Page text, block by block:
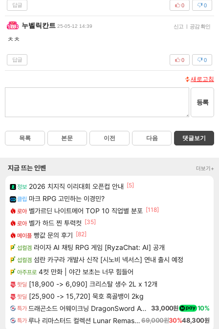
답글 0
0
누벨릭칸트 25-05-12 14:39 신고 | 공감 확인
ㅊㅊ
답글 0
0
새로고침
등록
목록 본문 이전 다음 댓글보기
지금 뜨는 인벤 더보기+
정보 2026 치지직 이리대회 오픈컵 안내 [5]
클립 마크 RPG 고민하는 이경민?
로아 벨가르딘 나이트메어 TOP 10 직업별 분포 [118]
로아 벨가 하드 찐 투력컷 [35]
메이플 빵값 문의 후기 [82]
섭컬겜 라이자 AI 채팅 RPG 게임 [RyzaChat: AI] 공개
섭컬겜 섬란 카구라 개발사 신작 [시노비 넥서스] 연내 출시 예정
아주프로 4컷 만화 | 야간 보초는 너무 힘들어
핫딜 [18,900 -> 6,090] 크리스탈 생수 2L x 12개
핫딜 [25,900 -> 15,720] 묵호 흑골뱅이 2kg
특가 드래곤소드 어웨이크닝 DragonSword Awakening 33,000원 10%
특가 루나 리마스터드 컬렉션 Lunar Remastered Collection69,000원30%48,300원